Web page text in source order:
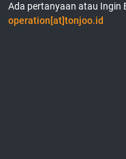
Ada pertanyaan atau Ingin
operation[at]tonjoo.id